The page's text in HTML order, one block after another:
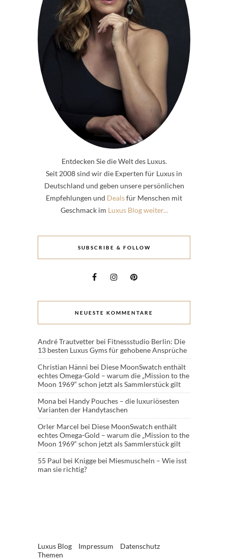
Entdecken Sie die Welt des Luxus.
Seit 2008 sind wir die Experten für Luxus in
Deutschland und geben unsere persönlichen
Empfehlungen und Dealsfür Menschen mit
Geschmack im Luxus Blog weiter...
SUBSCRIBE & FOLLOW
NEUESTE KOMMENTARE
André Trautvetter bei Fitnessstudio Berlin: Die
13 besten Luxus Gyms für gehobene Ansprüche
Christian Hänni bei Diese MoonSwatch enthält
echtes Omega-Gold – warum die „Mission to the
Moon 1969“ schon jetzt als Sammlerstück gilt
Mona bei Handy Pouches – die luxuriösesten
Varianten der Handytaschen
Orler Marcel bei Diese MoonSwatch enthält
echtes Omega-Gold – warum die „Mission to the
Moon 1969“ schon jetzt als Sammlerstück gilt
55 Paul bei Knigge bei Miesmuscheln – Wie isst
man sie richtig?
Luxus Blog Impressum
Datenschutz
Themen